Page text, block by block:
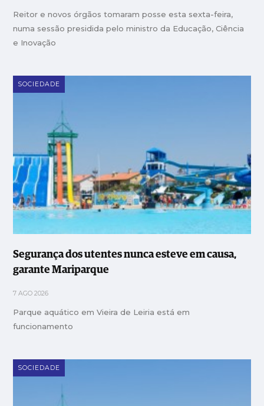
Reitor e novos órgãos tomaram posse esta sexta-feira,
numa sessão presidida pelo ministro da Educação, Ciência
e Inovação
SOCIEDADE
Segurança dos utentes nunca esteve em causa,
garante Mariparque
7 AGO 2026
Parque aquático em Vieira de Leiria está em
funcionamento
SOCIEDADE